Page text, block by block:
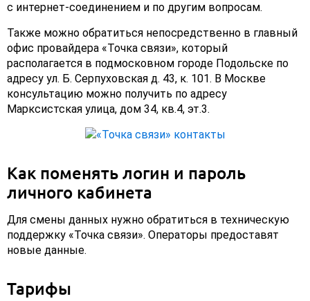
с интернет-соединением и по другим вопросам.
Также можно обратиться непосредственно в главный
офис провайдера «Точка связи», который
располагается в подмосковном городе Подольске по
адресу ул. Б. Серпуховская д. 43, к. 101. В Москве
консультацию можно получить по адресу
Марксистская улица, дом 34, кв.4, эт.3.
Как поменять логин и пароль
личного кабинета
Для смены данных нужно обратиться в техническую
поддержку «Точка связи». Операторы предоставят
новые данные.
Тарифы